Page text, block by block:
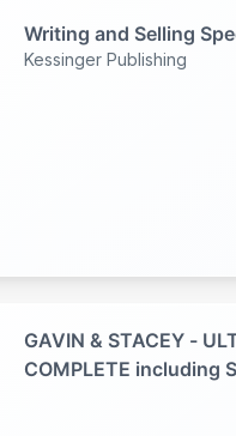
Writing and Selling
Kessinger Publishing
GAVIN & STACEY -
COMPLETE including